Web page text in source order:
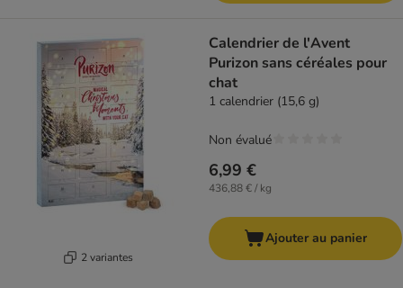
2 variantes
Calendrier de l'Avent
Purizon sans céréales pour
chat
1 calendrier (15,6 g)
6,99 €
436,88 € / kg
Non évalué
Ajouter au panier